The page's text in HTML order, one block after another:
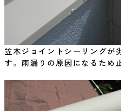
笠木ジョイントシーリングが
す。雨漏りの原因になるため